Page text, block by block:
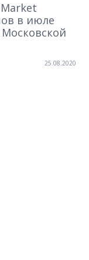
в июле
25.08.2020